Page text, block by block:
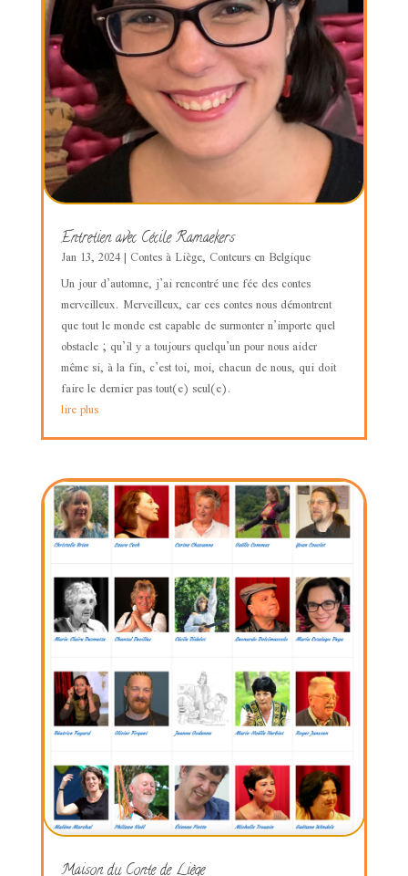
Entretien avec Cécile Ramaekers
Jan 13, 2024| Contes à Liège, Conteurs en Belgique
Un jour d’automne, j’ai rencontré une fée des contes
merveilleux. Merveilleux, car ces contes nous démontrent
que tout le monde est capable de surmonter n’importe quel
obstacle ; qu’il y a toujours quelqu’un pour nous aider
même si, à la fin, c’est toi, moi, chacun de nous, qui doit
faire le dernier pas tout(e) seul(e).
lire plus
Maison du Conte de Liège